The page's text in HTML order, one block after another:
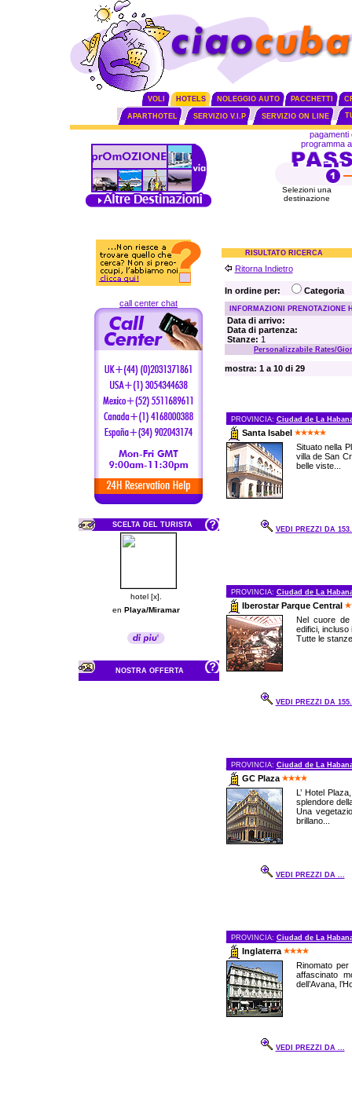
VOLI HOTELS NOLEGGIO AUTO PACCHETTI
APARTHOTEL SERVIZIO V.I.P SERVIZIO ON LINE
call center chat
SCELTA DEL TURISTA
hotel [x].
en Playa/Miramar
NOSTRA OFFERTA
pagamenti
programma
Selezioni una
destinazione
RISULTATO RICERCA
Ritorna Indietro
In ordine per: Categoria
INFORMAZIONI PRENOTAZIONE
Data di arrivo:
Data di partenza:
Stanze: 1
Personalizzabile Rates/
mostra: 1 a 10 di 29
PROVINCIA: Ciudad de La
Santa Isabel
Situato nella
villa de San
belle viste...
VEDI PREZZI DA
PROVINCIA: Ciudad de La
Iberostar Parque Central
Nel cuore de
edifici, incluso
Tutte le
VEDI PREZZI DA
PROVINCIA: Ciudad de La
GC Plaza
L’ Hotel
splendore
Una
brillano...
VEDI PREZZI DA ...
PROVINCIA: Ciudad de La
Inglaterra
Rinomato
affascinato
dell’Avana,
VEDI PREZZI DA ...